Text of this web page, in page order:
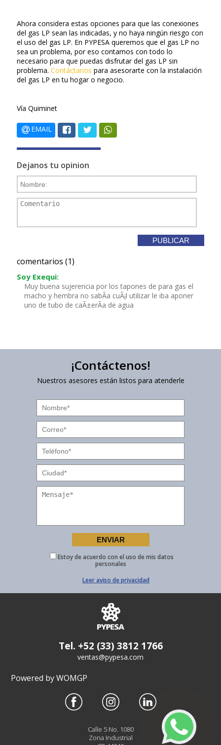
Ahora considera estas opciones para que las conexiones
del gas LP sean las indicadas, y no haya ningún riesgo con
el uso del gas LP. En PYPESA queremos que el gas LP no
sea un problema, por eso contamos con todo lo
necesario para que puedas disfrutar del gas LP sin
problema. Contáctanos para asesorarte con la instalación
del gas LP en tu hogar o negocio.
Vía Quiminet
EMAIL
Dejanos tu opinion
comentarios (1)
Soy Exequi:
Muy buena sujerencia por los tapones de para gas el
macho y hembra no sabÃ­a cuÃ¡l utilizar le iba aponer
uno de tubo de caÃ±erÃ­a de agua
¡Contáctenos!
Nuestros asesores están listos para atenderle
Estoy de acuerdo con el uso de mis datos
personales
Leer aviso de privacidad
Tel. +52 (33) 3812 1766
ventas@pypesa.com
Powered by WOMGP
Calle 5 No. 1080
Zona Industrial